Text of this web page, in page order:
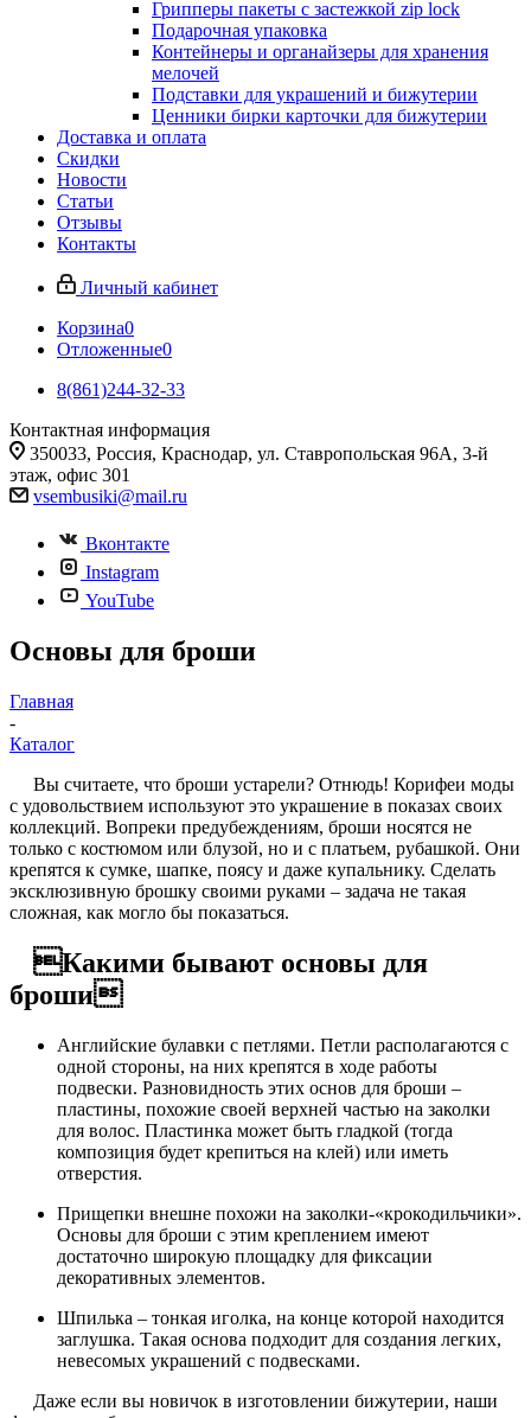
Грипперы пакеты с застежкой zip lock
Подарочная упаковка
Контейнеры и органайзеры для хранения
мелочей
Подставки для украшений и бижутерии
Ценники бирки карточки для бижутерии
Доставка и оплата
Скидки
Новости
Статьи
Отзывы
Контакты
Личный кабинет
Корзина0
Отложенные0
8(861)244-32-33
Контактная информация
350033, Россия, Краснодар, ул. Ставропольская 96А, 3-й
этаж, офис 301
vsembusiki@mail.ru
Вконтакте
Instagram
YouTube
Основы для броши
Главная
-
Каталог
Вы считаете, что броши устарели? Отнюдь! Корифеи моды
с удовольствием используют это украшение в показах своих
коллекций. Вопреки предубеждениям, броши носятся не
только с костюмом или блузой, но и с платьем, рубашкой. Они
крепятся к сумке, шапке, поясу и даже купальнику. Сделать
эксклюзивную брошку своими руками – задача не такая
сложная, как могло бы показаться.
Какими бывают основы для
броши
Английские булавки с петлями. Петли располагаются с
одной стороны, на них крепятся в ходе работы
подвески. Разновидность этих основ для броши –
пластины, похожие своей верхней частью на заколки
для волос. Пластинка может быть гладкой (тогда
композиция будет крепиться на клей) или иметь
отверстия.
Прищепки внешне похожи на заколки-«крокодильчики».
Основы для броши с этим креплением имеют
достаточно широкую площадку для фиксации
декоративных элементов.
Шпилька – тонкая иголка, на конце которой находится
заглушка. Такая основа подходит для создания легких,
невесомых украшений с подвесками.
Даже если вы новичок в изготовлении бижутерии, наши